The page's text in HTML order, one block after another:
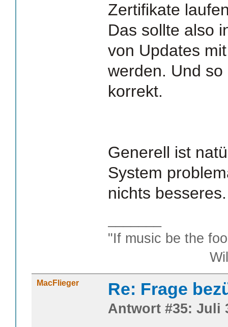
Zertifikate
Das sollte also
von Updates
werden. Und
korrekt.
Generell ist
System
nichts besseres.
"If music be the
William
MacFlieger Re: Frage
Antwort #35: Juli